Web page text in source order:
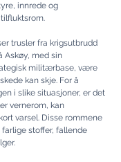
innrede og
trusler fra krigsutbrudd
Askøy, med sin
militærbase, være
kan skje. For å
i slike situasjoner, er det
vernerom, kan
varsel. Disse rommene
stoffer, fallende